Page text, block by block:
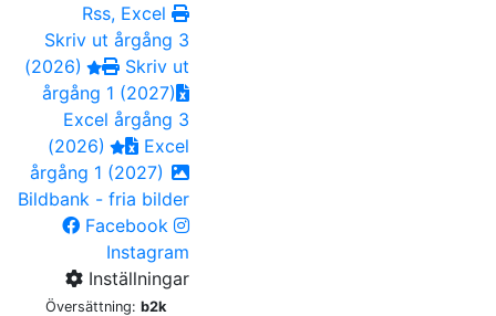
Rss, Excel
Skriv ut årgång 3
(2026)
Skriv ut
årgång 1 (2027)
Excel årgång 3
(2026)
Excel
årgång 1 (2027)
Bildbank - fria bilder
Facebook
Instagram
Inställningar
Översättning: b2k